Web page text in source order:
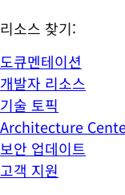
리소스 찾기:
도큐멘테이션
개발자 리소스
기술 토픽
Architecture
보안 업데이트
고객 지원